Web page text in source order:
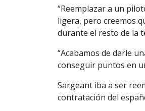
“Reemplazar a un
ligera, pero creemos
durante el resto de la
“Acabamos de darle
conseguir puntos en
Sargeant iba a ser
contratación del